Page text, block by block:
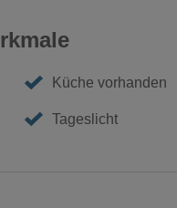
Küche vorhanden
Tageslicht